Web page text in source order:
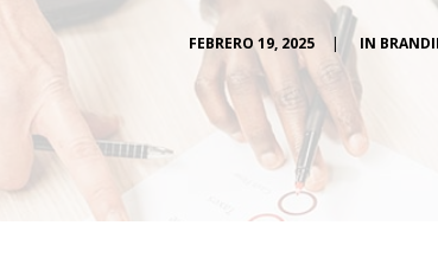
FEBRERO 19, 2025 | IN